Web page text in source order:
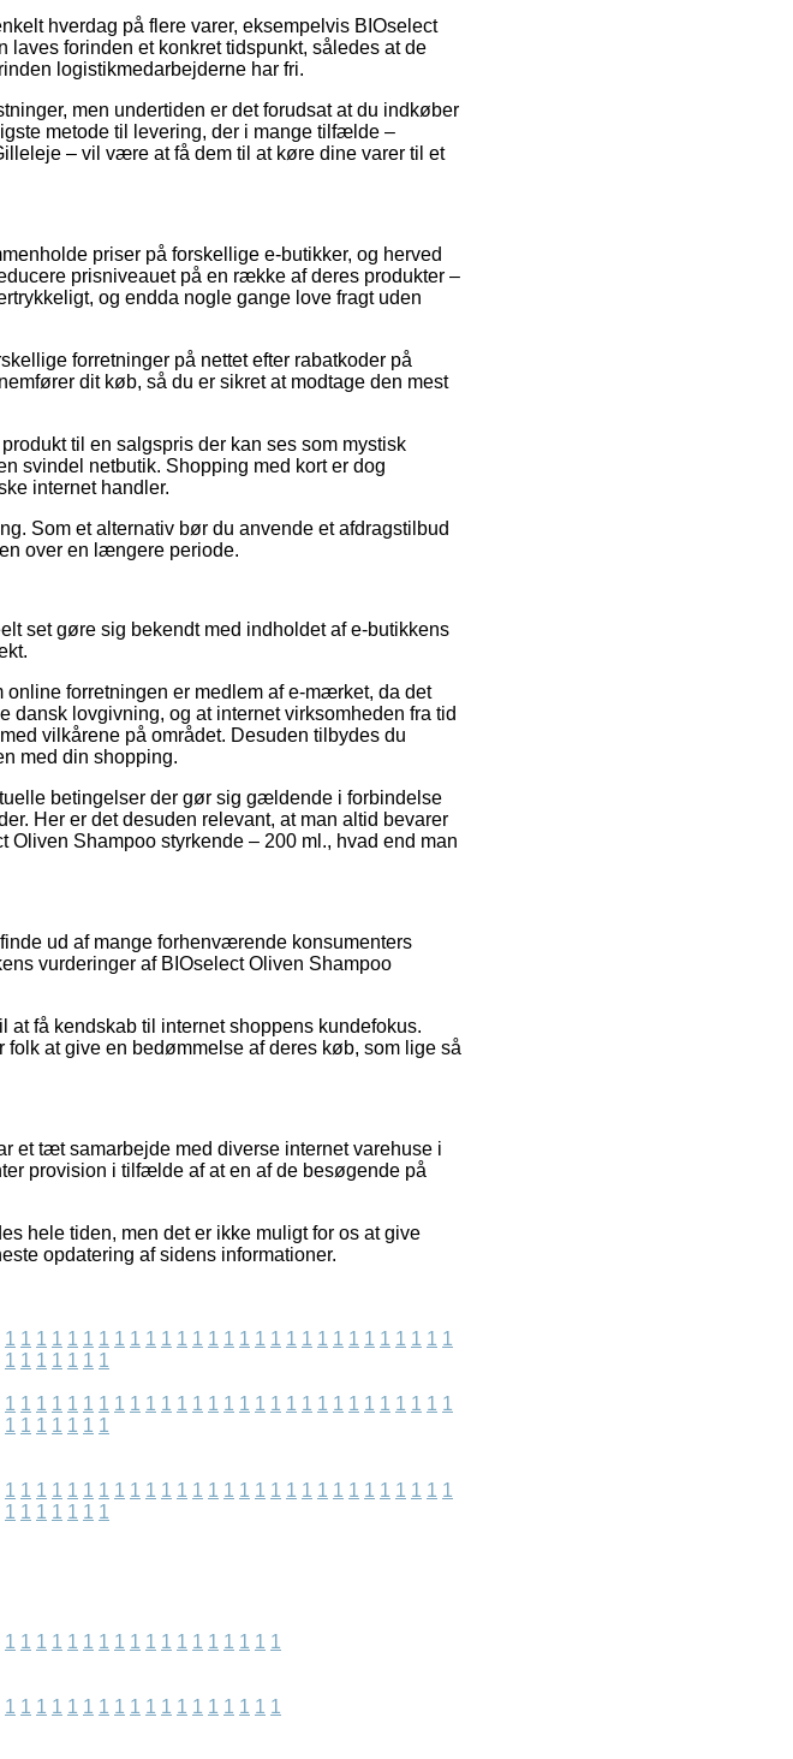
hverdag på flere varer, eksempelvis BIOselect
forinden et konkret tidspunkt, således at de
logistikmedarbejderne har fri.
men undertiden er det forudsat at du indkøber
metode til levering, der i mange tilfælde –
– vil være at få dem til at køre dine varer til et
priser på forskellige e-butikker, og herved
prisniveauet på en række af deres produkter –
og endda nogle gange love fragt uden
forretninger på nettet efter rabatkoder på
dit køb, så du er sikret at modtage den mest
til en salgspris der kan ses som mystisk
svindel netbutik. Shopping med kort er dog
internet handler.
Som et alternativ bør du anvende et afdragstilbud
over en længere periode.
set gøre sig bekendt med indholdet af e-butikkens
forretningen er medlem af e-mærket, da det
lovgivning, og at internet virksomheden fra tid
vilkårene på området. Desuden tilbydes du
med din shopping.
betingelser der gør sig gældende i forbindelse
Her er det desuden relevant, at man altid bevarer
Shampoo styrkende – 200 ml., hvad end man
ud af mange forhenværende konsumenters
vurderinger af BIOselect Oliven Shampoo
få kendskab til internet shoppens kundefokus.
at give en bedømmelse af deres køb, som lige så
et tæt samarbejde med diverse internet varehuse i
provision i tilfælde af at en af de besøgende på
hele tiden, men det er ikke muligt for os at give
opdatering af sidens informationer.
1 1 1 1 1 1 1 1 1 1 1 1 1 1 1 1 1 1 1 1 1 1 1 1 1 1 1 1 1
1 1 1 1 1 1 1
1 1 1 1 1 1 1 1 1 1 1 1 1 1 1 1 1 1 1 1 1 1 1 1 1 1 1 1 1
1 1 1 1 1 1 1
1 1 1 1 1 1 1 1 1 1 1 1 1 1 1 1 1 1 1 1 1 1 1 1 1 1 1 1 1
1 1 1 1 1 1 1
1 1 1 1 1 1 1 1 1 1 1 1 1 1 1 1 1 1
1 1 1 1 1 1 1 1 1 1 1 1 1 1 1 1 1 1